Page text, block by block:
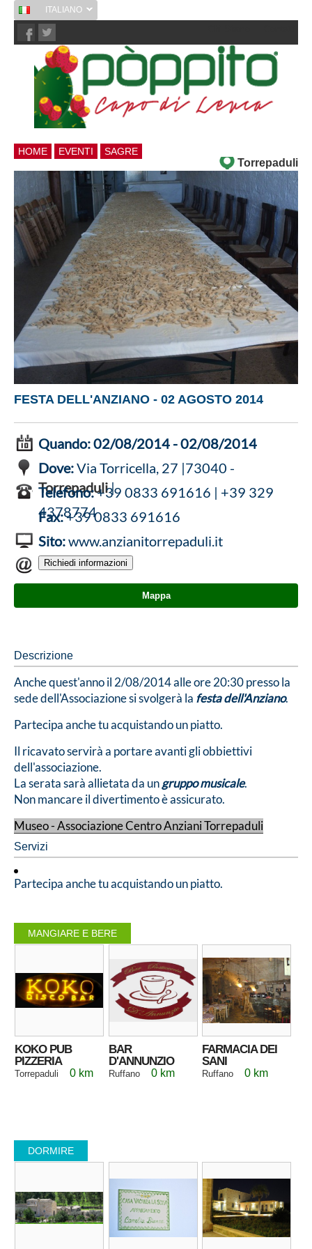
ITALIANO
HOME EVENTI SAGRE
Torrepaduli
FESTA DELL'ANZIANO - 02 AGOSTO 2014
Quando:02/08/2014 - 02/08/2014
Dove:Via Torricella, 27 |73040 -
Torrepaduli|
Telefono:+39 0833 691616 | +39 329
4378774
Fax:+39 0833 691616
Sito:www.anzianitorrepaduli.it
Mappa
Descrizione
Anche quest'anno il 2/08/2014 alle ore 20:30 presso la
sede dell'Associazione si svolgerà la festa dell'Anziano.
Partecipa anche tu acquistando un piatto.
Il ricavato servirà a portare avanti gli obbiettivi
dell'associazione.
La serata sarà allietata da ungruppo musicale.
Non mancare il divertimento è assicurato.
Museo -AssociazioneCentro Anziani Torrepaduli
Servizi
Partecipa anche tu acquistando un piatto.
MANGIARE E BERE
KOKO PUB
PIZZERIA
Torrepaduli 0 km
BAR
D'ANNUNZIO
Ruffano 0 km
FARMACIA DEI
SANI
Ruffano 0 km
DORMIRE